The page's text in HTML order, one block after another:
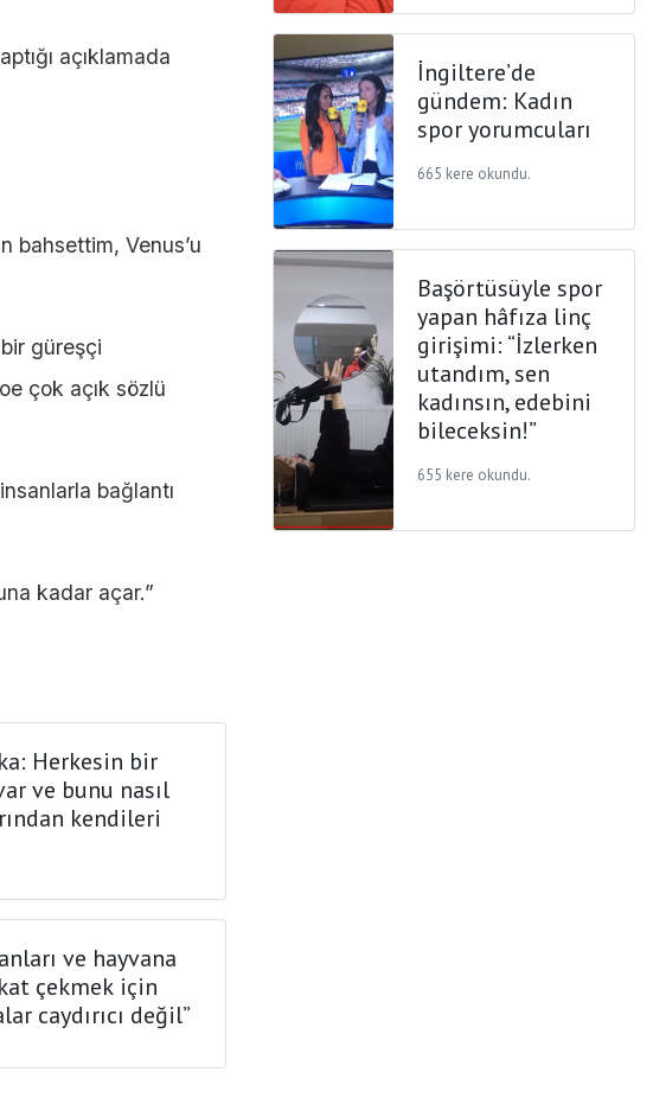
açıklamada
bahsettim, Venus’u
güreşçi
çok açık sözlü
bağlantı
kadar açar.”
Herkesin bir
ve bunu nasıl
kendileri
ve hayvana
çekmek için
caydırıcı değil”
İngiltere’de
gündem: Kadın
spor yorumcuları
665 kere okundu.
Başörtüsüyle spor
yapan hâfıza linç
girişimi: “İzlerken
utandım, sen
kadınsın, edebini
bileceksin!”
655 kere okundu.